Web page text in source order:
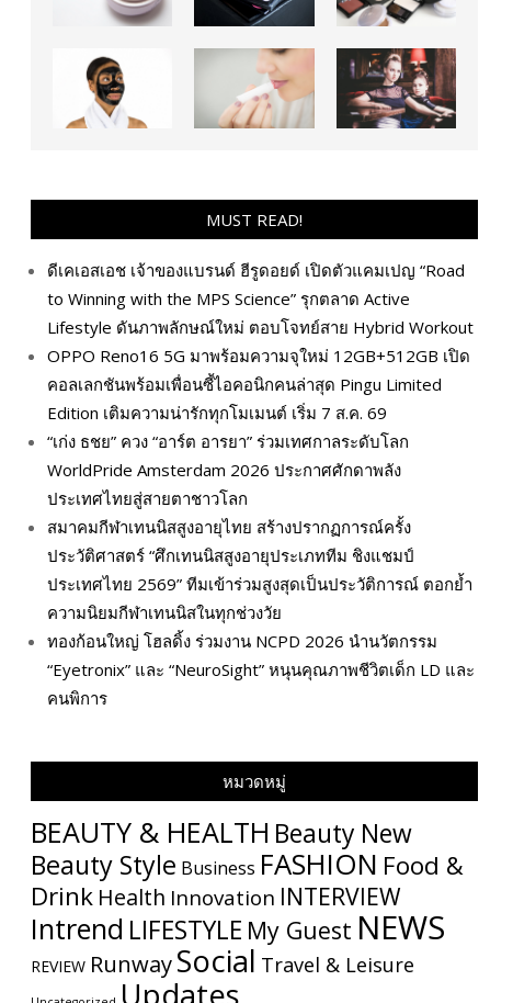
MUST READ!
ดีเคเอสเอช เจ้าของแบรนด์ ฮีรูดอยด์ เปิดตัวแคมเปญ “Road
to Winning with the MPS Science” รุกตลาด Active
Lifestyle ดันภาพลักษณ์ใหม่ ตอบโจทย์สาย Hybrid Workout
OPPO Reno16 5G มาพร้อมความจุใหม่ 12GB+512GB เปิด
คอลเลกชันพร้อมเพื่อนซี้ไอคอนิกคนล่าสุด Pingu Limited
Edition เติมความน่ารักทุกโมเมนต์ เริ่ม 7 ส.ค. 69
“เก่ง ธชย” ควง “อาร์ต อารยา” ร่วมเทศกาลระดับโลก
WorldPride Amsterdam 2026 ประกาศศักดาพลัง
ประเทศไทยสู่สายตาชาวโลก
สมาคมกีฬาเทนนิสสูงอายุไทย สร้างปรากฏการณ์ครั้ง
ประวัติศาสตร์ “ศึกเทนนิสสูงอายุประเภททีม ชิงแชมป์
ประเทศไทย 2569” ทีมเข้าร่วมสูงสุดเป็นประวัติการณ์ ตอกย้ำ
ความนิยมกีฬาเทนนิสในทุกช่วงวัย
ทองก้อนใหญ่ โฮลดิ้ง ร่วมงาน NCPD 2026 นำนวัตกรรม
“Eyetronix” และ “NeuroSight” หนุนคุณภาพชีวิตเด็ก LD และ
คนพิการ
หมวดหมู่
BEAUTY & HEALTH Beauty New
Beauty Style Business FASHION Food &
Drink Health Innovation INTERVIEW
Intrend LIFESTYLE My​ Guest NEWS
REVIEW RunwaySocial Travel & Leisure
Updates